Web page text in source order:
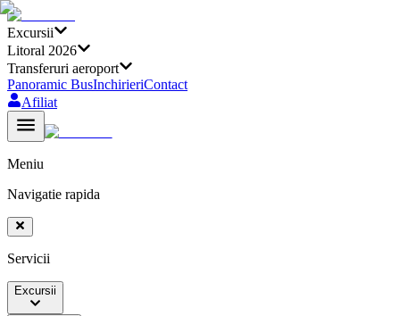
Excursii
Litoral 2026
Transferuri aeroport
Panoramic BusInchirieriContact
Afiliat
Meniu
Navigatie rapida
Servicii
Excursii